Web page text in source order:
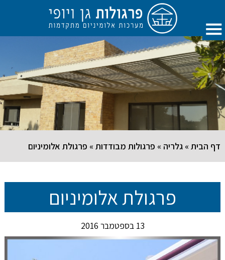
דף הבית» גלריה » פרגולות מבודדות» פרגולת אלומיניום
פרגולת אלומיניום
13 בספטמבר 2016